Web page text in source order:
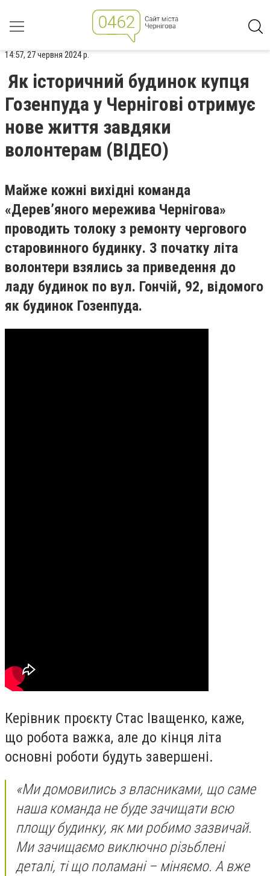
14:57, 27 червня 2024 р.
Як історичний будинок купця
Гозенпуда у Чернігові отримує
нове життя завдяки
волонтерам (ВІДЕО)
Майже кожні вихідні команда
«Дерев’яного мережива Чернігова»
проводить толоку з ремонту чергового
старовинного будинку. З початку літа
волонтери взялись за приведення до
ладу будинок по вул. Гончій, 92, відомого
як будинок Гозенпуда.
Керівник проєкту Стас Іващенко, каже,
що робота важка, але до кінця літа
основні роботи будуть завершені.
«Ми домовились з власниками, що саме
наша команда не буде зачищати всю
площу будинку, як ми робимо зазвичай.
Ми зачищаємо виключно різьблені
деталі, ті що поламані – міняємо. А вже